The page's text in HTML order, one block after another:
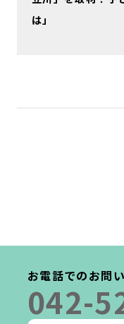
は」
お電話でのお問
042-